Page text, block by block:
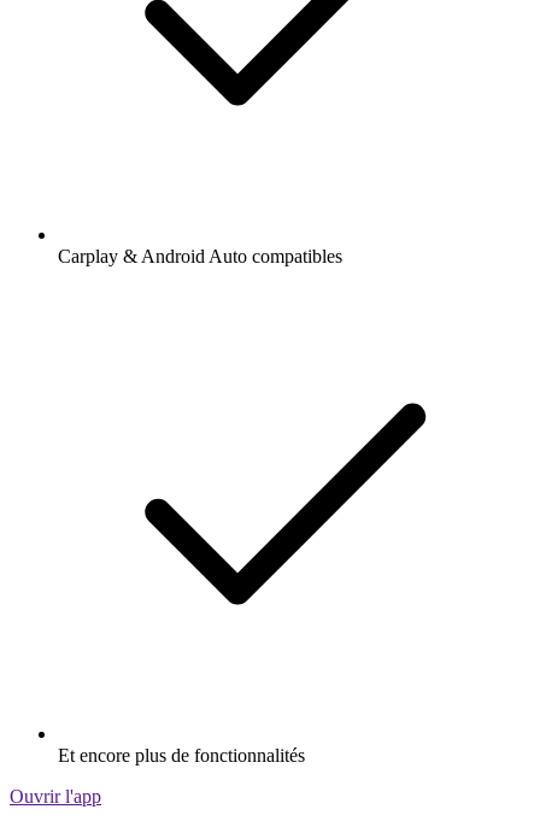
Carplay & Android Auto compatibles
Et encore plus de fonctionnalités
Ouvrir l'app